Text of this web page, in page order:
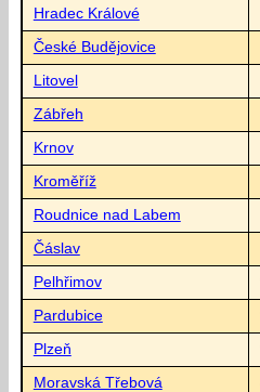
Hradec Králové
České Budějovice
Litovel
Zábřeh
Krnov
Kroměříž
Roudnice nad Labem
Čáslav
Pelhřimov
Pardubice
Plzeň
Moravská Třebová